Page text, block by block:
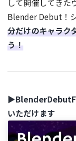
して開催してきた
Blender Debut！
分だけのキャラク
う！
いただけます